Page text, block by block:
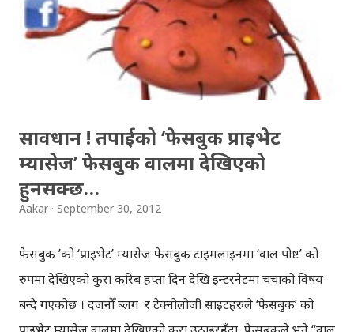
तपाईको फोन सँधै अनलाइन नहुनसक्छ वा 'लोकेशन अन' नभएको
खन्डमा, गुगल'ले तपाईको फोन भएको अन्तिम 'लोकेसन' देखाउँछ ।
गुगलमा सर्च गर्दा तपाई आफ्नो गुगल एकाउन्टमा...
सावधान ! तपाईको ‘फेसबुक प्राइभेट
म्यासेज’ फेसबुक वालमा देखिएको
हुनसक्छ…
Aakar September 30, 2012
फेसबुक ’को ‘प्राइभेट’ म्यासेज फेसबुक टाइमलाइनमा ‘वाल पोष्ट’ को
रुपमा देखिएको कुरा करिब हप्ता दिन देखि इन्टरनेटमा चर्चाको विषय
बन्दै गएकोछ । दर्जनौँ ब्लग र टेक्नोलोजी साइटहरुले ‘फेसबुक’ को